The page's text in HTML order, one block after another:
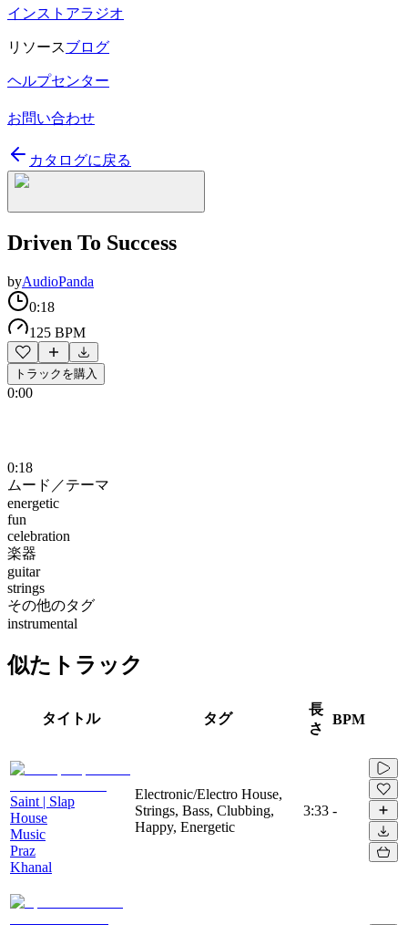
インストアラジオ
リソースブログ
ヘルプセンター
お問い合わせ
カタログに戻る
Driven To Success
byAudioPanda
0:18
125 BPM
トラックを購入
0:00
0:18
ムード／テーマ
energetic
fun
celebration
楽器
guitar
strings
その他のタグ
instrumental
似たトラック
タイトル タグ
長
さ
BPM
Saint | Slap
House
Music
Praz
Khanal
Electronic/Electro House,
Strings, Bass, Clubbing,
Happy, Energetic
3:33 -